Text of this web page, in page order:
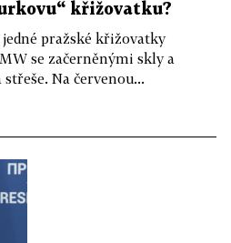
křižovatku?
pražské křižovatky
se začerněnými skly a
Na červenou...